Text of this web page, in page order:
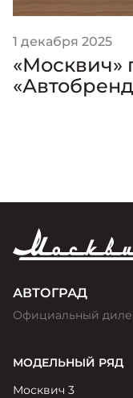
1 декабря 2025
«Москвич»
АВТОГРАД
Официальный
МОДЕЛЬНЫЙ РЯД
Москвич 3